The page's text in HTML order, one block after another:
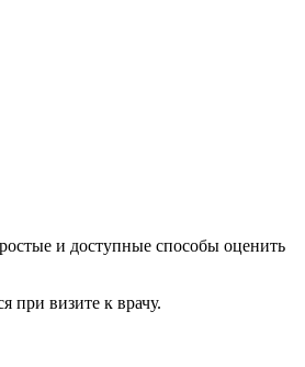
и доступные способы оценить
при визите к врачу.